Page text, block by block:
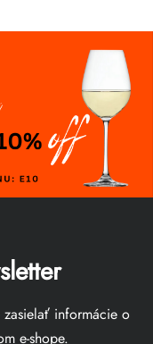
informácie o
e-shope.